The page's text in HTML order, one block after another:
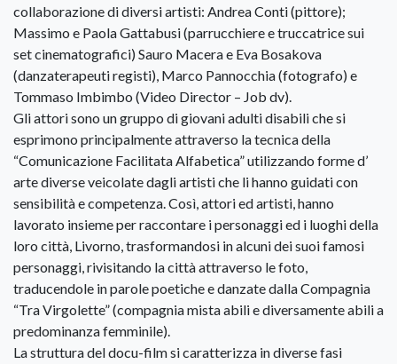
collaborazione di diversi artisti: Andrea Conti (pittore);
Massimo e Paola Gattabusi (parrucchiere e truccatrice sui
set cinematografici) Sauro Macera e Eva Bosakova
(danzaterapeuti registi), Marco Pannocchia (fotografo) e
Tommaso Imbimbo (Video Director – Job dv).
Gli attori sono un gruppo di giovani adulti disabili che si
esprimono principalmente attraverso la tecnica della
“Comunicazione Facilitata Alfabetica” utilizzando forme d’
arte diverse veicolate dagli artisti che li hanno guidati con
sensibilità e competenza. Così, attori ed artisti, hanno
lavorato insieme per raccontare i personaggi ed i luoghi della
loro città, Livorno, trasformandosi in alcuni dei suoi famosi
personaggi, rivisitando la città attraverso le foto,
traducendole in parole poetiche e danzate dalla Compagnia
“Tra Virgolette” (compagnia mista abili e diversamente abili a
predominanza femminile).
La struttura del docu-film si caratterizza in diverse fasi